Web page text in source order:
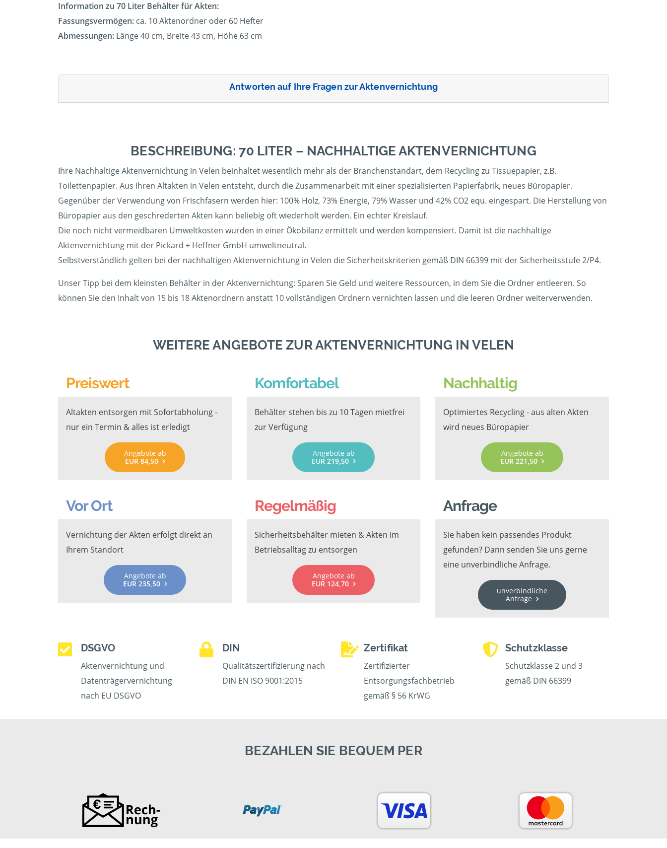
Information zu 70 Liter Behälter für Akten:
Fassungsvermögen: ca. 10 Aktenordner oder 60 Hefter
Abmessungen: Länge 40 cm, Breite 43 cm, Höhe 63 cm
Antworten auf Ihre Fragen zur Aktenvernichtung
BESCHREIBUNG: 70 LITER – NACHHALTIGE AKTENVERNICHTUNG
Ihre Nachhaltige Aktenvernichtung in Velen beinhaltet wesentlich mehr als der Branchenstandart, dem Recycling zu Tissuepapier, z.B.
Toilettenpapier. Aus Ihren Altakten in Velen entsteht, durch die Zusammenarbeit mit einer spezialisierten Papierfabrik, neues Büropapier.
Gegenüber der Verwendung von Frischfasern werden hier: 100% Holz, 73% Energie, 79% Wasser und 42% CO2 equ. eingespart. Die Herstellung von
Büropapier aus den geschrederten Akten kann beliebig oft wiederholt werden. Ein echter Kreislauf.
Die noch nicht vermeidbaren Umweltkosten wurden in einer Ökobilanz ermittelt und werden kompensiert. Damit ist die nachhaltige
Aktenvernichtung mit der Pickard + Heffner GmbH umweltneutral.
Selbstverständlich gelten bei der nachhaltigen Aktenvernichtung in Velen die Sicherheitskriterien gemäß DIN 66399 mit der Sicherheitsstufe 2/P4.
Unser Tipp bei dem kleinsten Behälter in der Aktenvernichtung: Sparen Sie Geld und weitere Ressourcen, in dem Sie die Ordner entleeren. So
können Sie den Inhalt von 15 bis 18 Aktenordnern anstatt 10 vollständigen Ordnern vernichten lassen und die leeren Ordner weiterverwenden.
WEITERE ANGEBOTE ZUR AKTENVERNICHTUNG IN VELEN
Preiswert
Altakten entsorgen mit Sofortabholung -
nur ein Termin & alles ist erledigt
Angebote ab
EUR 84,50
Komfortabel
Behälter stehen bis zu 10 Tagen mietfrei
zur Verfügung
Angebote ab
EUR 219,50
Nachhaltig
Optimiertes Recycling - aus alten Akten
wird neues Büropapier
Angebote ab
EUR 221,50
Vor Ort
Vernichtung der Akten erfolgt direkt an
Ihrem Standort
Angebote ab
EUR 235,50
Regelmäßig
Sicherheitsbehälter mieten & Akten im
Betriebsalltag zu entsorgen
Angebote ab
EUR 124,70
Anfrage
Sie haben kein passendes Produkt
gefunden? Dann senden Sie uns gerne
eine unverbindliche Anfrage.
unverbindliche
Anfrage
DSGVO
Aktenvernichtung und
Datenträgervernichtung
nach EU DSGVO
DIN
Qualitätszertifizierung nach
DIN EN ISO 9001:2015
Zertifikat
Zertifizierter
Entsorgungsfachbetrieb
gemäß § 56 KrWG
Schutzklasse
Schutzklasse 2 und 3
gemäß DIN 66399
BEZAHLEN SIE BEQUEM PER